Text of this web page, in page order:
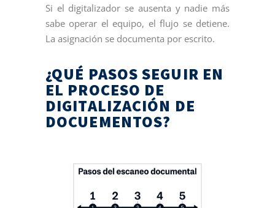
Si el digitalizador se ausenta y nadie más
sabe operar el equipo, el flujo se detiene.
La asignación se documenta por escrito.
¿QUÉ PASOS SEGUIR EN
EL PROCESO DE
DIGITALIZACIÓN DE
DOCUEMENTOS?